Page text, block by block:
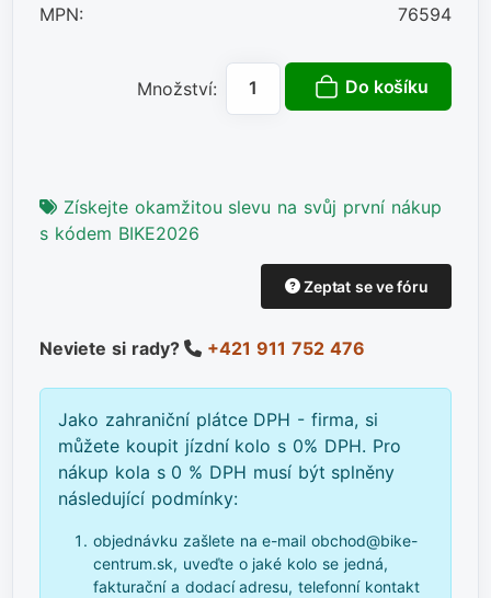
MPN:
76594
Množství: Do košíku
Získejte okamžitou slevu na svůj první nákup
s kódem BIKE2026
Zeptat se ve fóru
Neviete si rady? +421 911 752 476
Jako zahraniční plátce DPH - firma, si
můžete koupit jízdní kolo s 0% DPH. Pro
nákup kola s 0 % DPH musí být splněny
následující podmínky:
objednávku zašlete na e-mail obchod@bike-
centrum.sk, uveďte o jaké kolo se jedná,
fakturační a dodací adresu, telefonní kontakt